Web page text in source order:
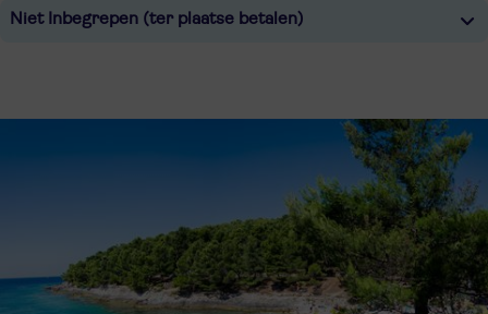
Niet Inbegrepen (ter plaatse betalen)